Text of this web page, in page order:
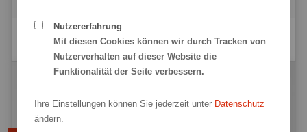
Acrylglas XT kalkulieren
Nutzererfahrung
Mit diesen Cookies können wir durch Tracken von
Nutzerverhalten auf dieser Website die
Funktionalität der Seite verbessern.
Ihre Einstellungen können Sie jederzeit unter Datenschutz
ändern.